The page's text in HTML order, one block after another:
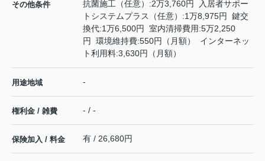
その他条件
抗菌施工（任意）:2万3,760円 入居者サポー
トシステムプラス（任意）:1万8,975円 鍵交
換代:1万6,500円 室内清掃費用:5万2,250
円 環境維持費:550円（月額） インターネッ
ト利用料:3,630円（月額）
用途地域 -
権利金 / 雑費 - / -
保険加入 / 料金 有 / 26,680円